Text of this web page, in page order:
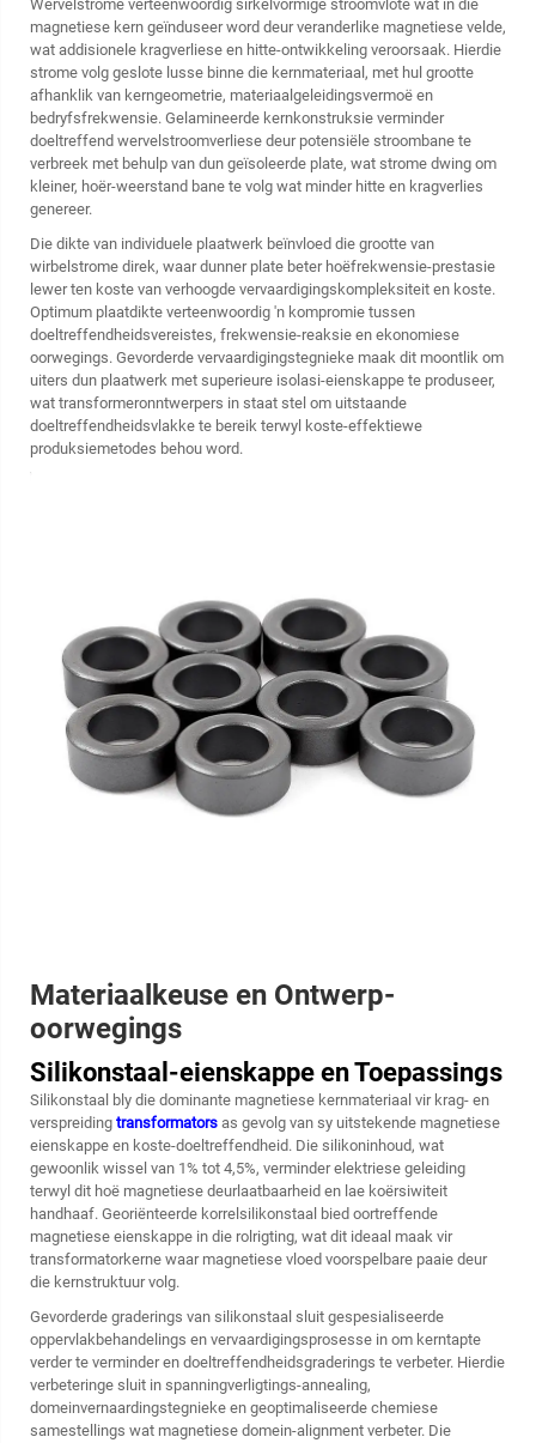
Wervelstrome verteenwoordig sirkelvormige stroomvlote wat in die
magnetiese kern geïnduseer word deur veranderlike magnetiese velde,
wat addisionele kragverliese en hitte-ontwikkeling veroorsaak. Hierdie
strome volg geslote lusse binne die kernmateriaal, met hul grootte
afhanklik van kerngeometrie, materiaalgeleidingsvermoë en
bedryfsfrekwensie. Gelamineerde kernkonstruksie verminder
doeltreffend wervelstroomverliese deur potensiële stroombane te
verbreek met behulp van dun geïsoleerde plate, wat strome dwing om
kleiner, hoër-weerstand bane te volg wat minder hitte en kragverlies
genereer.
Die dikte van individuele plaatwerk beïnvloed die grootte van
wirbelstrome direk, waar dunner plate beter hoëfrekwensie-prestasie
lewer ten koste van verhoogde vervaardigingskompleksiteit en koste.
Optimum plaatdikte verteenwoordig 'n kompromie tussen
doeltreffendheidsvereistes, frekwensie-reaksie en ekonomiese
oorwegings. Gevorderde vervaardigingstegnieke maak dit moontlik om
uiters dun plaatwerk met superieure isolasi-eienskappe te produseer,
wat transformeronntwerpers in staat stel om uitstaande
doeltreffendheidsvlakke te bereik terwyl koste-effektiewe
produksiemetodes behou word.
Materiaalkeuse en Ontwerp-
oorwegings
Silikonstaal-eienskappe en Toepassings
Silikonstaal bly die dominante magnetiese kernmateriaal vir krag- en
verspreiding transformators as gevolg van sy uitstekende magnetiese
eienskappe en koste-doeltreffendheid. Die silikoninhoud, wat
gewoonlik wissel van 1% tot 4,5%, verminder elektriese geleiding
terwyl dit hoë magnetiese deurlaatbaarheid en lae koërsiwiteit
handhaaf. Georiënteerde korrelsilikonstaal bied oortreffende
magnetiese eienskappe in die rolrigting, wat dit ideaal maak vir
transformatorkerne waar magnetiese vloed voorspelbare paaie deur
die kernstruktuur volg.
Gevorderde graderings van silikonstaal sluit gespesialiseerde
oppervlakbehandelings en vervaardigingsprosesse in om kerntapte
verder te verminder en doeltreffendheidsgraderings te verbeter. Hierdie
verbeteringe sluit in spanningverligtings-annealing,
domeinvernaardingstegnieke en geoptimaliseerde chemiese
samestellings wat magnetiese domein-alignment verbeter. Die